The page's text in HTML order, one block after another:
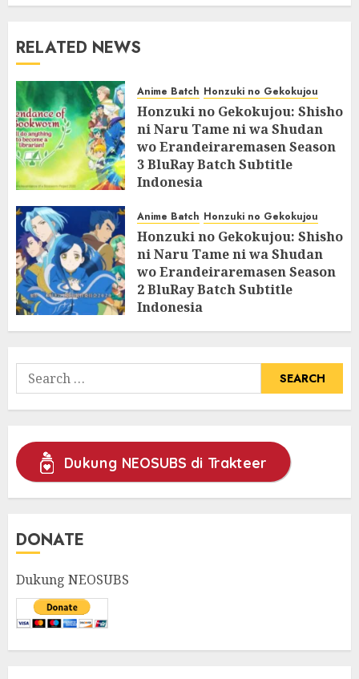
RELATED NEWS
Anime Batch Honzuki no Gekokujou
Honzuki no Gekokujou: Shisho
ni Naru Tame ni wa Shudan
wo Erandeiraremasen Season
3 BluRay Batch Subtitle
Indonesia
Anime Batch Honzuki no Gekokujou
Honzuki no Gekokujou: Shisho
ni Naru Tame ni wa Shudan
wo Erandeiraremasen Season
2 BluRay Batch Subtitle
Indonesia
31/05/2025 0
Search
for:
Dukung NEOSUBS di Trakteer
DONATE
Dukung NEOSUBS